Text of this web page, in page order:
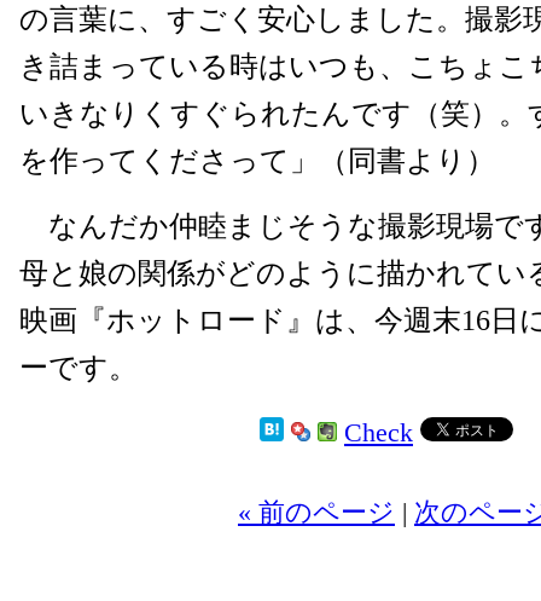
の言葉に、すごく安心しました。撮影
き詰まっている時はいつも、こちょこ
いきなりくすぐられたんです（笑）。
を作ってくださって」（同書より）
なんだか仲睦まじそうな撮影現場で
母と娘の関係がどのように描かれてい
映画『ホットロード』は、今週末16日
ーです。
Check
« 前のページ | 次のペー